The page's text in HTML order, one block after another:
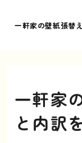
一軒家の壁紙張替
一軒家
と内訳